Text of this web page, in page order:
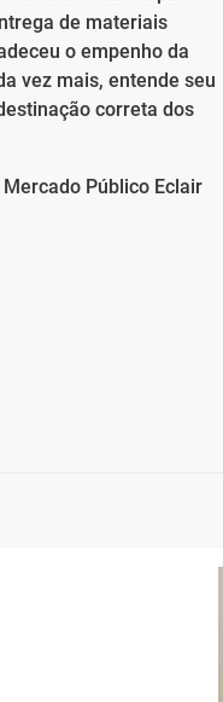
de materiais
o empenho da
vez mais, entende seu
correta dos
Público Eclair